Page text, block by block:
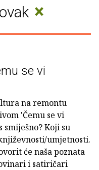
×
se vi
na remontu
'Čemu se vi
smiješno? Koji su
umjetnosti.
će naša poznata
i satiričari